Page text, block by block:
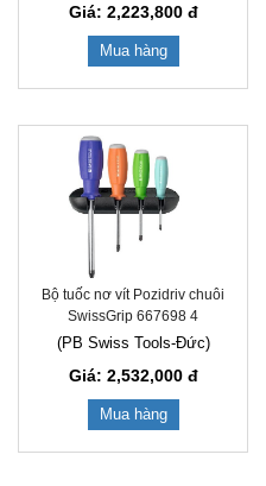
Giá: 2,223,800đ
Mua hàng
Bộ tuốc nơ vít Pozidriv chuôi
SwissGrip 667698 4
(PB Swiss Tools-Đức)
Giá: 2,532,000đ
Mua hàng